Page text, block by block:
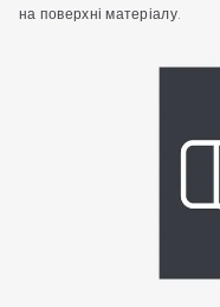
на поверхні матеріалу.